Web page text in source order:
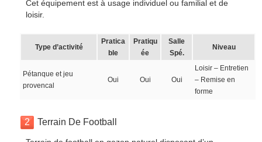
Cet équipement est à usage individuel ou familial et de
loisir.
Type d’activité
Pratica
ble
Pratiqu
ée
Salle
Spé.
Niveau
Pétanque et jeu
provencal
Oui Oui Oui
Loisir – Entretien
– Remise en
forme
2 Terrain De Football